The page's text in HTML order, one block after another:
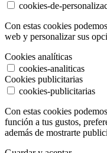
cookies-de-
Con estas cookies
web y personalizar sus
Cookies analíticas
cookies-analiticas
Cookies publicitarias
cookies-publicitarias
Con estas cookies
función a tus gustos,
además de mostrarte